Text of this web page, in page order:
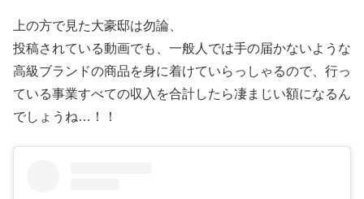
上の方で見た大豪邸は勿論、
投稿されている動画でも、一般人では手の届かないような
高級ブランドの商品を身に着けていらっしゃるので、行っ
ている事業すべての収入を合計したら凄まじい額になるん
でしょうね…！！